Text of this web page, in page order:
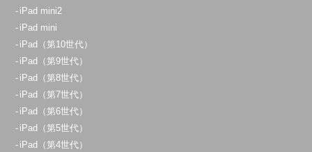
iPad mini2
iPad mini
iPad（第10世代）
iPad（第9世代）
iPad（第8世代）
iPad（第7世代）
iPad（第6世代）
iPad（第5世代）
iPad（第4世代）